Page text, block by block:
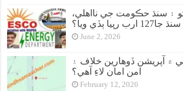
۽ سنڌ حڪومت جي نااهلي،
سنڌ جا127 ارب رپيا ٻڏي ويا؟
June 2, 2026
آپريشن ڏوهارين خلاف ۽
امن امان لاءِ آهي؟
February 12, 2026